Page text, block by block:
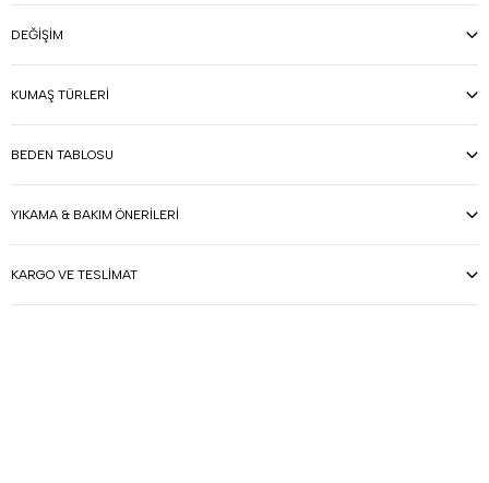
DEĞIŞIM
KUMAŞ TÜRLERI
BEDEN TABLOSU
YIKAMA & BAKIM ÖNERILERI
KARGO VE TESLIMAT